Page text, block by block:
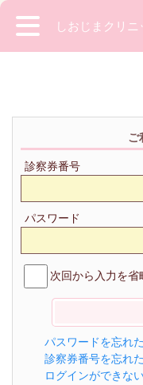
しおじまクリニ
ご
診察券番号
パスワード
次回から入力を省
パスワードを忘れ
診察券番号を忘れ
ログインができな